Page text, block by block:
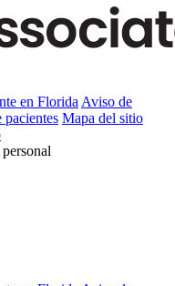
en Florida Aviso de
pacientes Mapa del sitio